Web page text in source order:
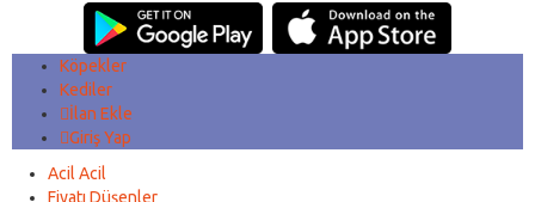
Köpekler
Kediler
İlan Ekle
Giriş Yap
Acil Acil
Fiyatı Düşenler